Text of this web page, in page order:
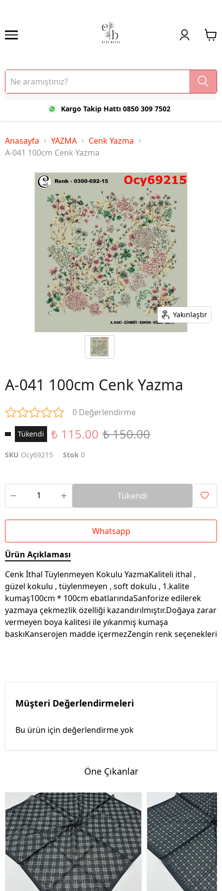
Kargo Takip Hattı 0850 309 7502
Anasayfa YAZMA
Cenk Yazma
A-041 100cm Cenk Yazma
Yakınlaştır
A-041 100cm Cenk Yazma
0 Değerlendirme
Tükendi ₺ 115.00 ₺ 150.00
SKU Ocy69215 Stok 0
Tükendi
Whatsapp
Ürün Açıklaması
Cenk İthal Tüylenmeyen Kokulu YazmaKaliteli ithal ,
güzel kokulu , tüylenmeyen , soft dokulu , 1.kalite
kumaş100cm * 100cm ebatlarındaSanforize edilerek
yazmaya çekmezlik özelliği kazandırılmıştır.Doğaya zarar
vermeyen boya kalitesi ile yıkanmış kumaşa
baskıKanserojen madde içermezZengin renk seçenekleri
Müşteri Değerlendirmeleri
Bu ürün için değerlendirme yok
Öne Çıkanlar